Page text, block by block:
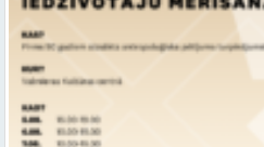
Aicina piedalīties nozīmīgā pētījumā